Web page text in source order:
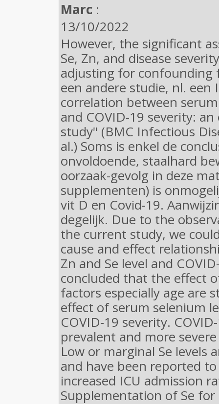
Marc :
13/10/2022
However, the significant
Se, Zn, and disease
adjusting for confounding
een andere studie, nl. een
correlation between
and COVID-19 severity:
study" (BMC Infectious
al.) Soms is enkel de
onvoldoende, staalhard
oorzaak-gevolg in deze
supplementen) is
vit D en Covid-19.
degelijk. Due to the
the current study, we
cause and effect
Zn and Se level and
concluded that the effect
factors especially age are
effect of serum selenium
COVID-19 severity.
prevalent and more
Low or marginal Se levels
and have been reported
increased ICU admission
Supplementation of Se